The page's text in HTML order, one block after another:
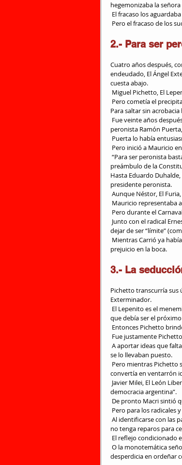
hegemonizaba la
El fracaso los
Pero el fracaso de los
2.- Para ser
Cuatro años después,
endeudado, El Ángel
cuesta abajo.
Miguel Pichetto, El
Para saltar sin
peronista Ramón
Puerta lo había
Pero inició a Mauricio
preámbulo de la
Hasta Eduardo
presidente peronista.
Aunque Néstor, El
Mauricio representaba
Pero durante el
dejar de ser “límite”
prejuicio en la boca.
3.- La
Pichetto transcurría sus
Exterminador.
que debía ser el
Entonces Pichetto
Fue justamente
se lo llevaban puesto.
convertía en ventarrón
democracia argentina”.
De pronto Macri sintió
Pero para los radicales
no tenga reparos para
El reflejo condicionado
desperdicia en ordeñar